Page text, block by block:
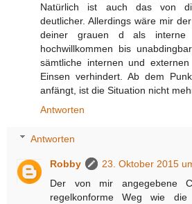
Natürlich ist auch das von
deutlicher. Allerdings wäre mir
deiner grauen d als
hochwillkommen bis
sämtliche internen und
Einsen verhindert. Ab dem
anfängt, ist die Situation nicht
Antworten
Antworten
Robby
23. Oktober 2015
Der von mir angegebene
regelkonforme Weg wie